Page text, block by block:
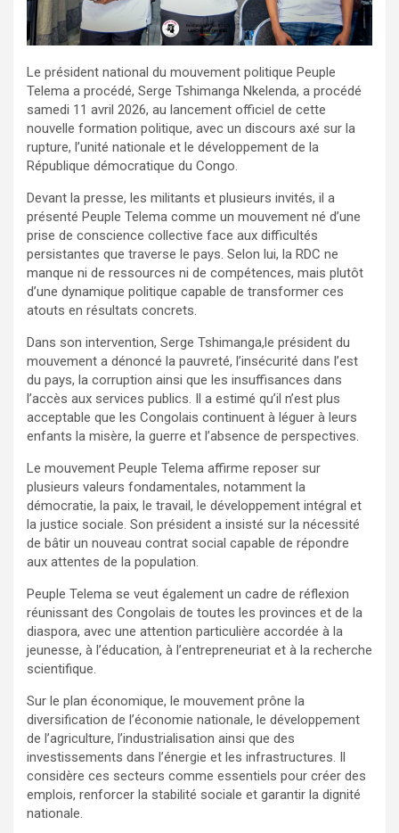
Le président national du mouvement politique Peuple
Telema a procédé, Serge Tshimanga Nkelenda, a procédé
samedi 11 avril 2026, au lancement officiel de cette
nouvelle formation politique, avec un discours axé sur la
rupture, l’unité nationale et le développement de la
République démocratique du Congo.
Devant la presse, les militants et plusieurs invités, il a
présenté Peuple Telema comme un mouvement né d’une
prise de conscience collective face aux difficultés
persistantes que traverse le pays. Selon lui, la RDC ne
manque ni de ressources ni de compétences, mais plutôt
d’une dynamique politique capable de transformer ces
atouts en résultats concrets.
Dans son intervention, Serge Tshimanga,le président du
mouvement a dénoncé la pauvreté, l’insécurité dans l’est
du pays, la corruption ainsi que les insuffisances dans
l’accès aux services publics. Il a estimé qu’il n’est plus
acceptable que les Congolais continuent à léguer à leurs
enfants la misère, la guerre et l’absence de perspectives.
Le mouvement Peuple Telema affirme reposer sur
plusieurs valeurs fondamentales, notamment la
démocratie, la paix, le travail, le développement intégral et
la justice sociale. Son président a insisté sur la nécessité
de bâtir un nouveau contrat social capable de répondre
aux attentes de la population.
Peuple Telema se veut également un cadre de réflexion
réunissant des Congolais de toutes les provinces et de la
diaspora, avec une attention particulière accordée à la
jeunesse, à l’éducation, à l’entrepreneuriat et à la recherche
scientifique.
Sur le plan économique, le mouvement prône la
diversification de l’économie nationale, le développement
de l’agriculture, l’industrialisation ainsi que des
investissements dans l’énergie et les infrastructures. Il
considère ces secteurs comme essentiels pour créer des
emplois, renforcer la stabilité sociale et garantir la dignité
nationale.